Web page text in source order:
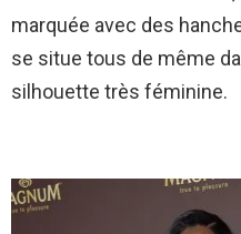
marquée avec des
se situe tous de même
silhouette très féminine.